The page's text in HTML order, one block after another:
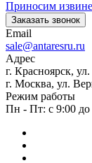
Приносим
Заказать звонок
Email
sale@antaresru.ru
Адрес
г. Красноярск,
г. Москва, ул.
Режим работы
Пн - Пт: с 9:00 до